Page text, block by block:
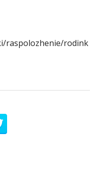
raspolozhenie/rodink